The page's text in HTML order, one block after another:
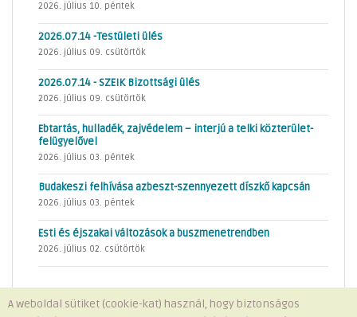
2026. július 10. péntek
2026.07.14 -Testületi ülés
2026. július 09. csütörtök
2026.07.14 - SZEIK Bizottsági ülés
2026. július 09. csütörtök
Ebtartás, hulladék, zajvédelem – interjú a telki közterület-
felügyelővel
2026. július 03. péntek
Budakeszi felhívása azbeszt-szennyezett díszkő kapcsán
2026. július 03. péntek
Esti és éjszakai változások a buszmenetrendben
2026. július 02. csütörtök
A weboldal sütiket (cookie-kat) használ, hogy biztonságos